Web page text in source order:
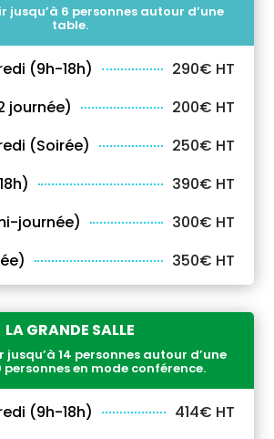
jusqu’à 6 personnes autour d’une
table.
(9h-18h)
290€ HT
journée)
200€ HT
(Soirée)
250€ HT
390€ HT
journée)
300€ HT
350€ HT
LA GRANDE SALLE
jusqu’à 14 personnes autour d’une
personnes en mode conférence.
(9h-18h)
414€ HT